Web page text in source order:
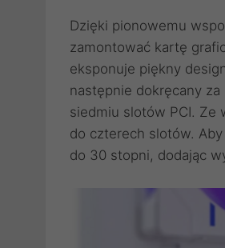
Dzięki pionowemu
zamontować kartę
eksponuje piękny
następnie dokręcany za
siedmiu slotów PCI. Ze
do czterech slotów.
do 30 stopni, dodając